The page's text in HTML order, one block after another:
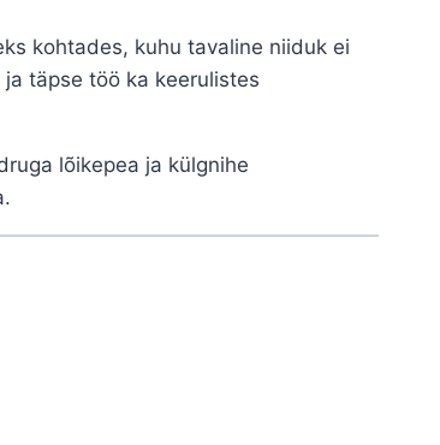
kohtades, kuhu tavaline niiduk ei
täpse töö ka keerulistes
lõikepea ja külgnihe